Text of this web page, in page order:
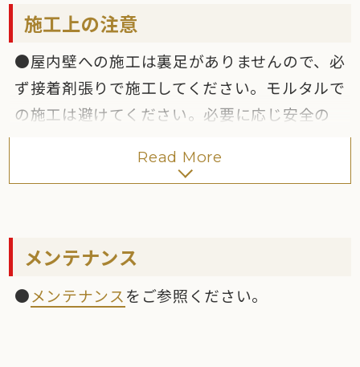
●スラブ材を用意しています。また特殊形状へ
の対応も可能です。
●バーナー仕上げの際、細かいヒビ割れが生
じる場合があります。
●石種によって施工後の条件によりサビが発生
●カタログ写真やカットサンプルと実際の商
施工上の注意
●屋内壁への施工は裏足がありませんので、必
ず接着剤張りで施工してください。モルタルで
の施工は避けてください。必要に応じ安全の
ってください。接着剤はセメダイン（株）:タ
法」、 「NCビームハール工法」
す。
●屋内床への施工は「NCフィックスプラス工
Read More
メンテナンス
●メンテナンス をご参照ください。